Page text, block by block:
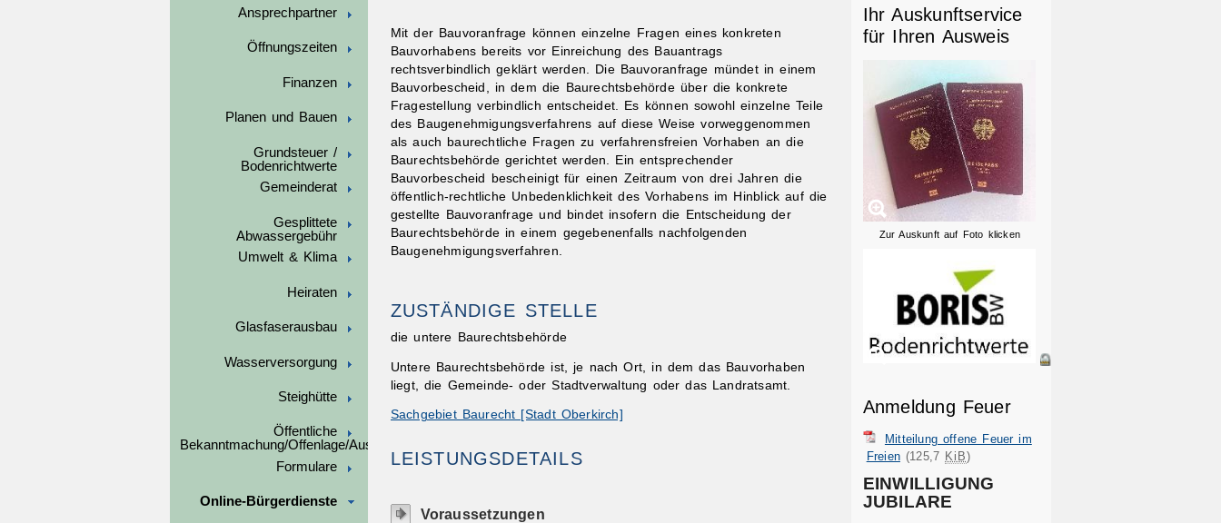
Ansprechpartner
Öffnungszeiten
Finanzen
Planen und Bauen
Grundsteuer /
Bodenrichtwerte
Gemeinderat
Gesplittete
Abwassergebühr
Umwelt & Klima
Heiraten
Glasfaserausbau
Wasserversorgung
Steighütte
Öffentliche
Bekanntmachung/Offenlage/Ausschreibungen
Formulare
Online-Bürgerdienste
Mit der Bauvoranfrage können einzelne Fragen eines konkreten
Bauvorhabens bereits vor Einreichung des Bauantrags
rechtsverbindlich geklärt werden. Die Bauvoranfrage mündet in einem
Bauvorbescheid, in dem die Baurechtsbehörde über die konkrete
Fragestellung verbindlich entscheidet. Es können sowohl einzelne Teile
des Baugenehmigungsverfahrens auf diese Weise vorweggenommen
als auch baurechtliche Fragen zu verfahrensfreien Vorhaben an die
Baurechtsbehörde gerichtet werden. Ein entsprechender
Bauvorbescheid bescheinigt für einen Zeitraum von drei Jahren die
öffentlich-rechtliche Unbedenklichkeit des Vorhabens im Hinblick auf die
gestellte Bauvoranfrage und bindet insofern die Entscheidung der
Baurechtsbehörde in einem gegebenenfalls nachfolgenden
Baugenehmigungsverfahren.
ZUSTÄNDIGE STELLE
die untere Baurechtsbehörde
Untere Baurechtsbehörde ist, je nach Ort, in dem das Bauvorhaben
liegt, die Gemeinde- oder Stadtverwaltung oder das Landratsamt.
Sachgebiet Baurecht [Stadt Oberkirch]
LEISTUNGSDETAILS
Voraussetzungen
Ihr Auskunftservice
für Ihren Ausweis
Zur Auskunft auf Foto klicken
Anmeldung Feuer
Mitteilung offene Feuer im
Freien (125,7 KiB)
EINWILLIGUNG
JUBILARE